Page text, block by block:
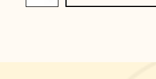
de
coloré